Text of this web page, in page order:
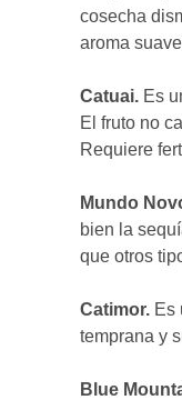
cosecha
aroma
Catuai. Es
El fruto no
Requiere
Mundo
bien la
que otros
Catimor. Es
temprana y
Blue